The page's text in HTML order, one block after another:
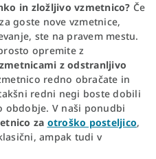
in zložljivo vzmetnico? Če
goste nove vzmetnice,
ste na pravem mestu.
opremite z
z odstranljivo
redno obračate in
redni negi boste dobili
obdobje. V naši ponudbi
za otroško posteljico,
ampak tudi v